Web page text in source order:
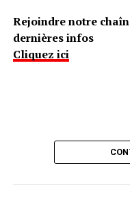
Rejoindre notre
dernières infos
Cliquez ici